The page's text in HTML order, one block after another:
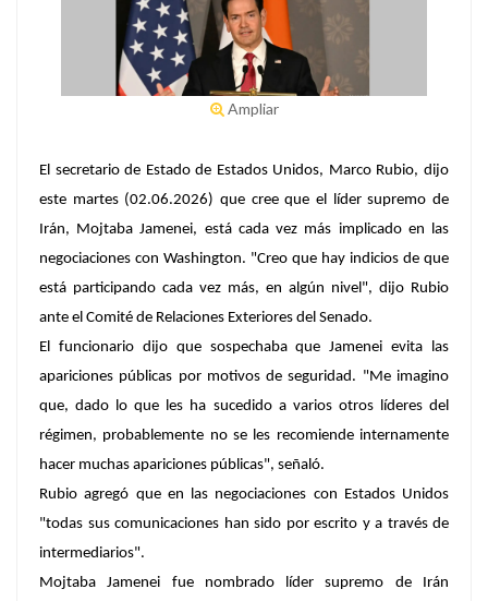
Ampliar
El secretario de Estado de Estados Unidos, Marco Rubio, dijo
este martes (02.06.2026) que cree que el líder supremo de
Irán, Mojtaba Jamenei, está cada vez más implicado en las
negociaciones con Washington. "Creo que hay indicios de que
está participando cada vez más, en algún nivel", dijo Rubio
ante el Comité de Relaciones Exteriores del Senado.
El funcionario dijo que sospechaba que Jamenei evita las
apariciones públicas por motivos de seguridad. "Me imagino
que, dado lo que les ha sucedido a varios otros líderes del
régimen, probablemente no se les recomiende internamente
hacer muchas apariciones públicas", señaló.
Rubio agregó que en las negociaciones con Estados Unidos
"todas sus comunicaciones han sido por escrito y a través de
intermediarios".
Mojtaba Jamenei fue nombrado líder supremo de Irán